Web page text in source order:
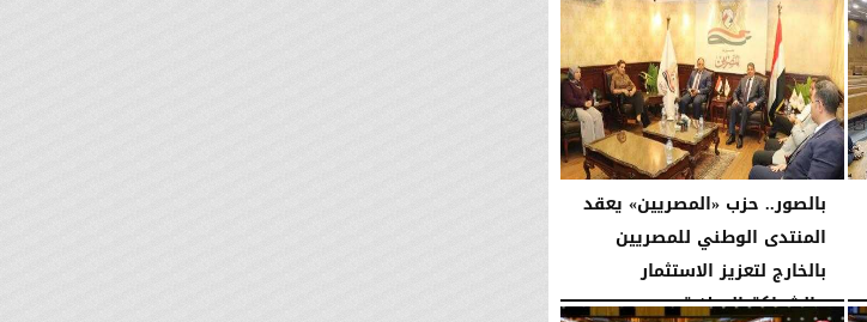
بالصور.. حزب «المصريين» يعقد
المنتدى الوطني للمصريين
بالخارج لتعزيز الاستثمار
والشراكة الوطنية